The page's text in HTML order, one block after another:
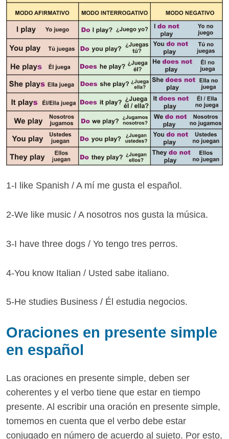
1-I like Spanish / A mí me gusta el español.
2-We like music / A nosotros nos gusta la música.
3-I have three dogs / Yo tengo tres perros.
4-You know Italian / Usted sabe italiano.
5-He studies Business / Él estudia negocios.
Oraciones en presente simple
en español
Las oraciones en presente simple, deben ser
coherentes y el verbo tiene que estar en tiempo
presente. Al escribir una oración en presente simple,
tomemos en cuenta que el verbo debe estar
conjugado en número de acuerdo al sujeto. Por esto,